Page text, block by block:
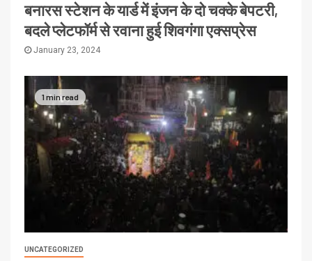
बनारस स्टेशन के यार्ड में इंजन के दो चक्के बेपटरी,
बदले प्लेटफॉर्म से रवाना हुई शिवगंगा एक्सप्रेस
January 23, 2024
1 min read
UNCATEGORIZED